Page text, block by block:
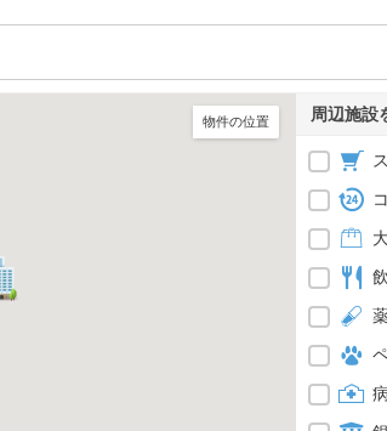
物件の位置 周辺施設